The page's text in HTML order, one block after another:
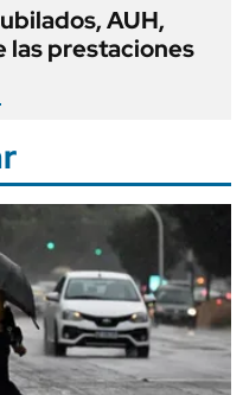
AUH,
las prestaciones